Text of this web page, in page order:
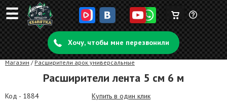
☰ Задать
вопрос
Корзина
пуста
Хочу, чтобы мне перезвонили
Магазин / Расширители арок универсальные
Расширители лента 5 см 6 м
Код - 1884
Купить в один клик